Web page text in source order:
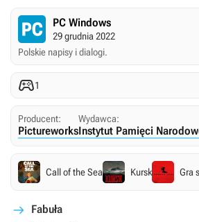
PC Windows
29 grudnia 2022
Polskie napisy i dialogi.
1
Producent:
Pictureworks
Wydawca:
Instytut Pamięci
Call of the Sea Kursk Gra
Fabuła